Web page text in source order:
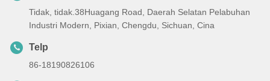
Tidak, tidak.38Huagang Road, Daerah Selatan Pelabuhan
Industri Modern, Pixian, Chengdu, Sichuan, Cina
Telp
86-18190826106